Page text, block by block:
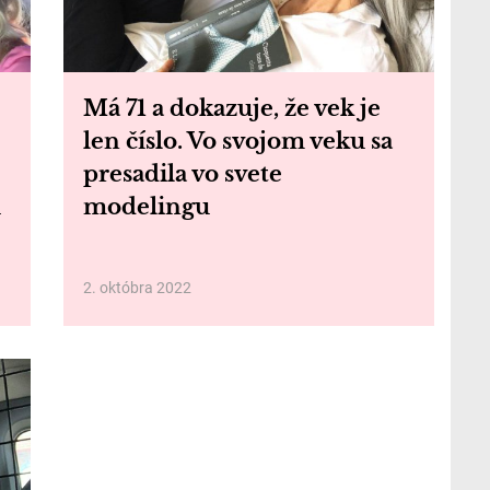
Má 71 a dokazuje, že vek je
len číslo. Vo svojom veku sa
presadila vo svete
modelingu
2. októbra 2022